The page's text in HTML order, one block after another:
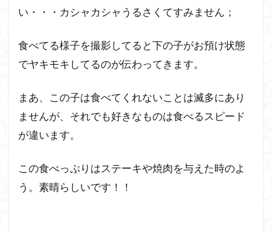
い・・・カシャカシャうるさくてすみません；
食べてる様子を撮影してると下の子がお預け状態
でヤキモキしてるのが伝わってきます。
まあ、この子は食べてくれないことは滅多にあり
ませんが、それでも好きなものは食べるスピード
が違います。
この食べっぷりはステーキや焼肉を与えた時のよ
う。素晴らしいです！！